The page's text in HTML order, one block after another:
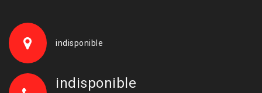
indisponible
indisponible